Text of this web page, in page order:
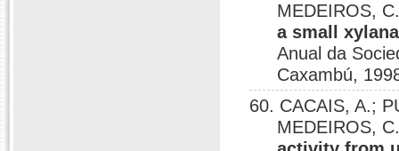
MEDEIROS,
a small
Anual da
Caxambú,
60. CACAIS, A.;
MEDEIROS,